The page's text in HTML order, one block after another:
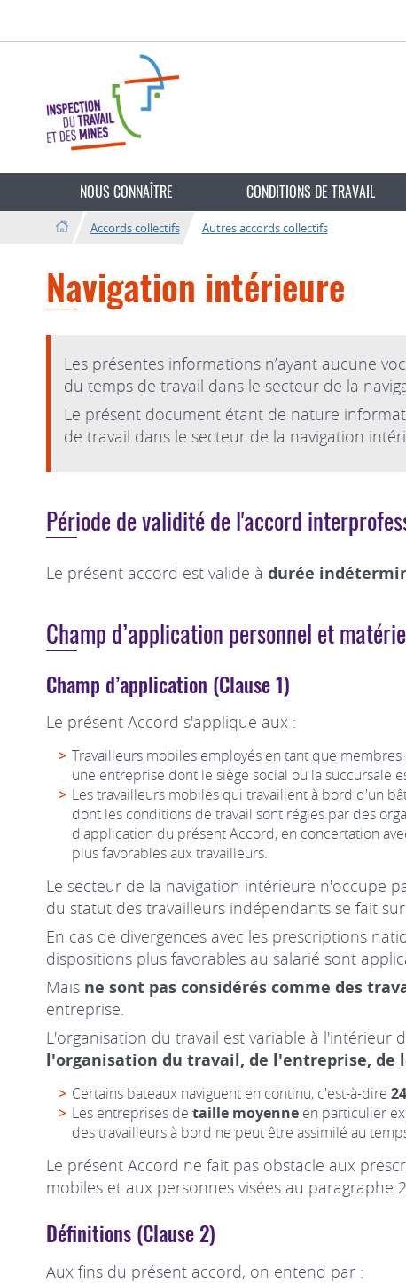
langue
NOUS CONNAÎTRE CONDITIONS DE TRAVAIL
Accords collectifs Autres accords collectifs
Navigation intérieure
Les présentes informations n’ayant aucune
du temps de travail dans le secteur de la
Le présent document étant de nature
de travail dans le secteur de la navigation
Période de validité de l'accord
Le présent accord est valide à durée
Champ d’application personnel et
Champ d’application (Clause 1)
Le présent Accord s'applique aux :
Travailleurs mobiles employés en tant que
une entreprise dont le siège social ou la
Les travailleurs mobiles qui travaillent à bord d'un
dont les conditions de travail sont régies par des
d'application du présent Accord, en concertation
plus favorables aux travailleurs.
Le secteur de la navigation intérieure n'occupe
du statut des travailleurs indépendants se fait
En cas de divergences avec les prescriptions
dispositions plus favorables au salarié sont
Mais ne sont pas considérés comme des
entreprise.
L'organisation du travail est variable à l'intérieur
l'organisation du travail, de l'entreprise,
Certains bateaux naviguent en continu, c'est-à-dire
Les entreprises de taille moyenne en particulier
des travailleurs à bord ne peut être assimilé au
Le présent Accord ne fait pas obstacle aux
mobiles et aux personnes visées au paragraphe
Définitions (Clause 2)
Aux fins du présent accord, on entend par :